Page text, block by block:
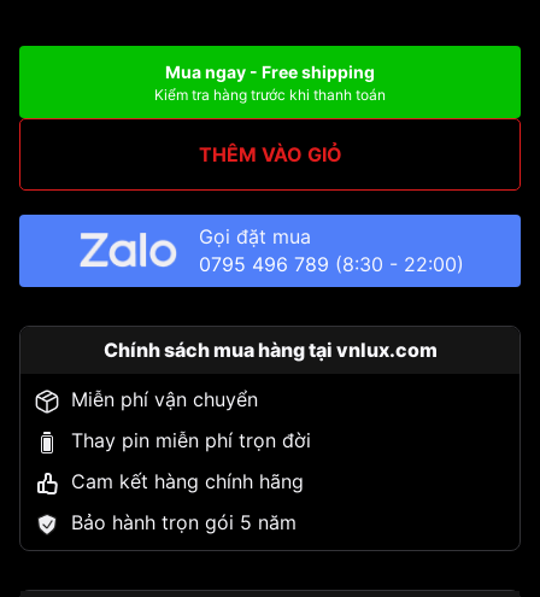
Mua ngay - Free shipping
Kiểm tra hàng trước khi thanh toán
THÊM VÀO GIỎ
Gọi đặt mua
0795 496 789 (8:30 - 22:00)
Chính sách mua hàng tại vnlux.com
Miễn phí vận chuyển
Thay pin miễn phí trọn đời
Cam kết hàng chính hãng
Bảo hành trọn gói 5 năm